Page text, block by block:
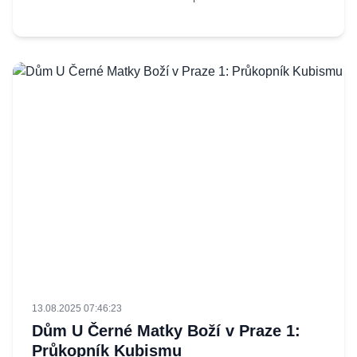
13.08.2025 07:46:23
Dům U Černé Matky Boží v Praze 1:
Průkopník Kubismu